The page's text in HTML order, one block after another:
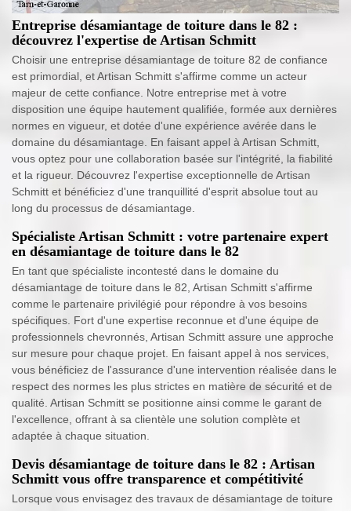
Entreprise désamiantage de toiture dans le 82 :
découvrez l'expertise de Artisan Schmitt
Choisir une entreprise désamiantage de toiture 82 de confiance
est primordial, et Artisan Schmitt s'affirme comme un acteur
majeur de cette confiance. Notre entreprise met à votre
disposition une équipe hautement qualifiée, formée aux dernières
normes en vigueur, et dotée d'une expérience avérée dans le
domaine du désamiantage. En faisant appel à Artisan Schmitt,
vous optez pour une collaboration basée sur l'intégrité, la fiabilité
et la rigueur. Découvrez l'expertise exceptionnelle de Artisan
Schmitt et bénéficiez d'une tranquillité d'esprit absolue tout au
long du processus de désamiantage.
Spécialiste Artisan Schmitt : votre partenaire expert
en désamiantage de toiture dans le 82
En tant que spécialiste incontesté dans le domaine du
désamiantage de toiture dans le 82, Artisan Schmitt s'affirme
comme le partenaire privilégié pour répondre à vos besoins
spécifiques. Fort d'une expertise reconnue et d'une équipe de
professionnels chevronnés, Artisan Schmitt assure une approche
sur mesure pour chaque projet. En faisant appel à nos services,
vous bénéficiez de l'assurance d'une intervention réalisée dans le
respect des normes les plus strictes en matière de sécurité et de
qualité. Artisan Schmitt se positionne ainsi comme le garant de
l'excellence, offrant à sa clientèle une solution complète et
adaptée à chaque situation.
Devis désamiantage de toiture dans le 82 : Artisan
Schmitt vous offre transparence et compétitivité
Lorsque vous envisagez des travaux de désamiantage de toiture